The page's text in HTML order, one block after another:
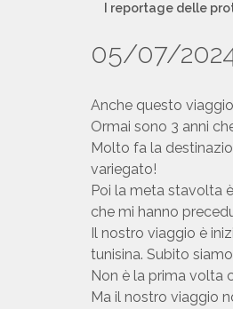
I reportage delle
05/07/
Anche questo
Ormai sono 3 anni
Molto fa la
variegato!
Poi la meta stavolta
che mi hanno
Il nostro viaggio è
tunisina. Subito
Non è la prima volta
Ma il nostro viaggio